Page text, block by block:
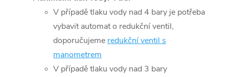
V případě tlaku vody nad 4 bary je potřeba
vybavit automat o redukční ventil,
doporučujeme redukční ventil s
manometrem
V případě tlaku vody nad 3 bary